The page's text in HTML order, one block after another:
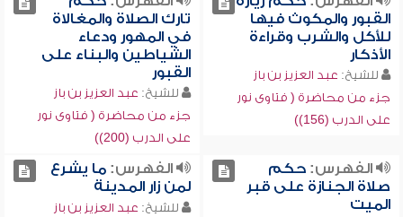
القبور والمكوث فيها
للأكل والشرب وقراءة
الأذكار
للشيخ: عبد العزيز بن باز
جزء من محاضرة ( فتاوى نور
على الدرب (156))
تارك الصلاة والمغالاة
في المهور ودعاء
الشياطين والبناء على
القبور
للشيخ: عبد العزيز بن باز
جزء من محاضرة ( فتاوى نور
على الدرب (200))
الفهرس:حكم
صلاة الجنازة على قبر
الميت
الفهرس:ما يشرع
لمن زار المدينة
للشيخ: عبد العزيز بن باز